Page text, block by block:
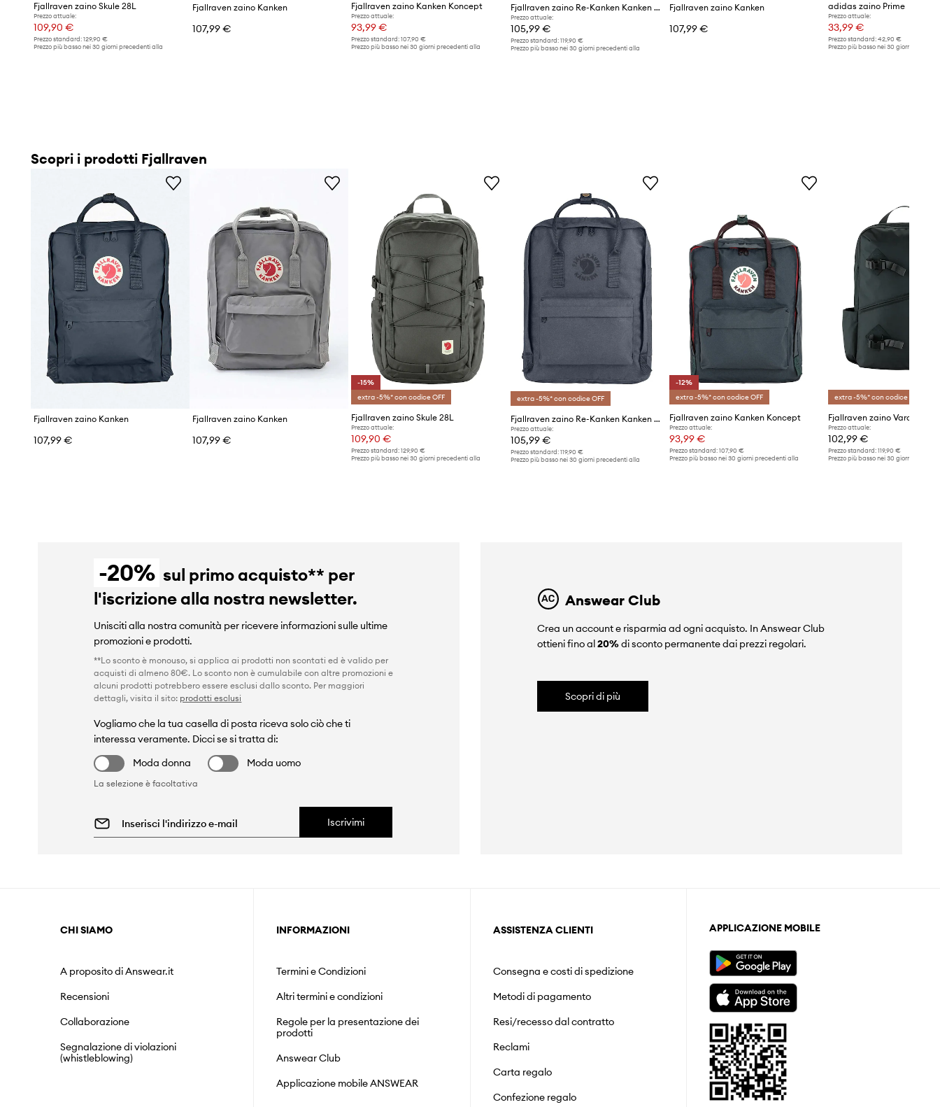
Fjallraven zaino Skule 28L
Prezzo attuale:
109,90 €
Prezzo standard: 129,90 €
Prezzo più basso nei 30 giorni precedenti alla
Fjallraven zaino Kanken
107,99 €
Fjallraven zaino Kanken Koncept
Prezzo attuale:
93,99 €
Prezzo standard: 107,90 €
Prezzo più basso nei 30 giorni precedenti alla
Fjallraven zaino Re-Kanken Kanken Hip Pack
Prezzo attuale:
105,99 €
Prezzo standard: 119,90 €
Prezzo più basso nei 30 giorni precedenti alla
Fjallraven zaino Kanken
107,99 €
adidas zaino Prime
Prezzo attuale:
33,99 €
Prezzo standard: 42,90 €
Prezzo più basso nei 30 giorni
Scopri i prodotti Fjallraven
Fjallraven zaino Kanken
107,99 €
Fjallraven zaino Kanken
107,99 €
-15%
extra -5%* con codice OFF
Fjallraven zaino Skule 28L
Prezzo attuale:
109,90 €
Prezzo standard: 129,90 €
Prezzo più basso nei 30 giorni precedenti alla
extra -5%* con codice OFF
Fjallraven zaino Re-Kanken Kanken Hip Pack
Prezzo attuale:
105,99 €
Prezzo standard: 119,90 €
Prezzo più basso nei 30 giorni precedenti alla
-12%
extra -5%* con codice OFF
Fjallraven zaino Kanken Koncept
Prezzo attuale:
93,99 €
Prezzo standard:107,90 €
Prezzo più basso nei 30 giorni precedenti alla
extra -5%* con codice OFF
Fjallraven zaino Vardag
Prezzo attuale:
102,99 €
Prezzo standard: 119,90 €
Prezzo più basso nei 30 giorni
-20% sul primo acquisto** per
l'iscrizione alla nostra newsletter.
Unisciti alla nostra comunità per ricevere informazioni sulle ultime
promozioni e prodotti.
**Lo sconto è monouso, si applica ai prodotti non scontati ed è valido per
acquisti di almeno 80€. Lo sconto non è cumulabile con altre promozioni e
alcuni prodotti potrebbero essere esclusi dallo sconto. Per maggiori
dettagli, visita il sito: prodotti esclusi
Vogliamo che la tua casella di posta riceva solo ciò che ti
interessa veramente. Dicci se si tratta di:
Moda donna
Moda uomo
La selezione è facoltativa
Iscrivimi
Answear Club
Crea un account e risparmia ad ogni acquisto. In Answear Club
ottieni fino al20%di sconto permanente dai prezzi regolari.
Scopri di più
CHI SIAMO
A proposito di Answear.it
Recensioni
Collaborazione
Segnalazione di violazioni
(whistleblowing)
INFORMAZIONI
Termini e Condizioni
Altri termini e condizioni
Regole per la presentazione dei
prodotti
Answear Club
Applicazione mobile ANSWEAR
ASSISTENZA CLIENTI
Consegna e costi di spedizione
Metodi di pagamento
Resi/recesso dal contratto
Reclami
Carta regalo
Confezione regalo
APPLICAZIONE MOBILE